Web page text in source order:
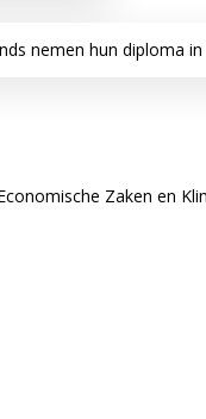
nemen hun diploma
Zaken en